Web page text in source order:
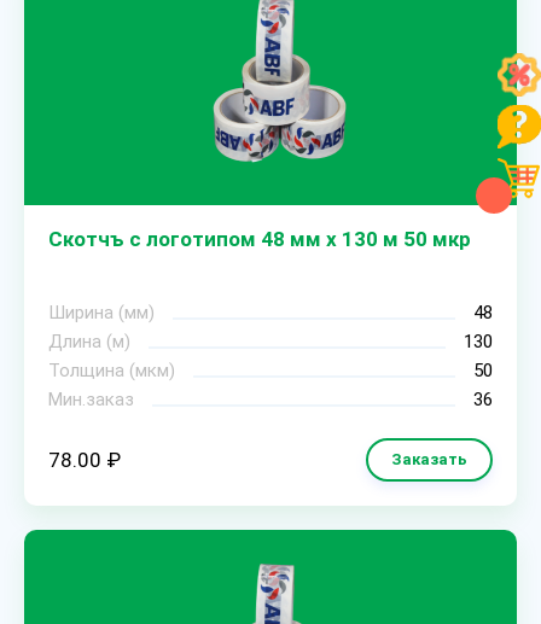
Скотчъ с логотипом 48 мм х 130 м 50 мкр
Ширина (мм)
48
Длина (м)
130
Толщина (мкм)
50
Мин.заказ
36
78.00 ₽ Заказать